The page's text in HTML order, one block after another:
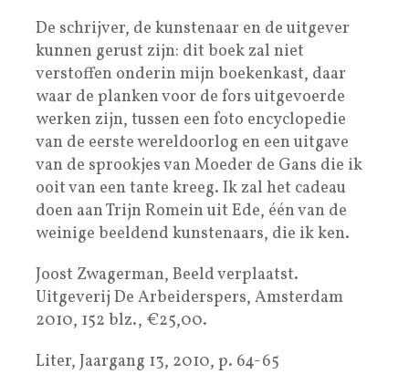
De schrijver, de kunstenaar en de uitgever
kunnen gerust zijn: dit boek zal niet
verstoffen onderin mijn boekenkast, daar
waar de planken voor de fors uitgevoerde
werken zijn, tussen een foto encyclopedie
van de eerste wereldoorlog en een uitgave
van de sprookjes van Moeder de Gans die ik
ooit van een tante kreeg. Ik zal het cadeau
doen aan Trijn Romein uit Ede, één van de
weinige beeldend kunstenaars, die ik ken.
Joost Zwagerman, Beeld verplaatst.
Uitgeverij De Arbeiderspers, Amsterdam
2010, 152 blz., €25,00.
Liter, Jaargang 13, 2010, p. 64-65